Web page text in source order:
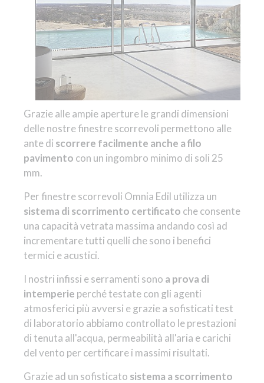
Grazie alle ampie aperture le grandi dimensioni
delle nostre finestre scorrevoli permettono alle
ante di scorrere facilmente anche a filo
pavimento con un ingombro minimo di soli 25
mm.
Per finestre scorrevoli Omnia Edil utilizza un
sistema di scorrimento certificato che consente
una capacità vetrata massima andando così ad
incrementare tutti quelli che sono i benefici
termici e acustici.
I nostri infissi e serramenti sono a prova di
intemperie perché testate con gli agenti
atmosferici più avversi e grazie a sofisticati test
di laboratorio abbiamo controllato le prestazioni
di tenuta all'acqua, permeabilità all'aria e carichi
del vento per certificare i massimi risultati.
Grazie ad un sofisticato sistema a scorrimento